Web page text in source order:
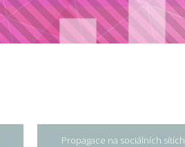
Propagace na sociálních sítích